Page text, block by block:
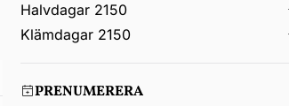
Halvdagar 2150
Klämdagar 2150
PRENUMERERA